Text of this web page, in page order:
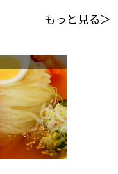
もっと見る＞